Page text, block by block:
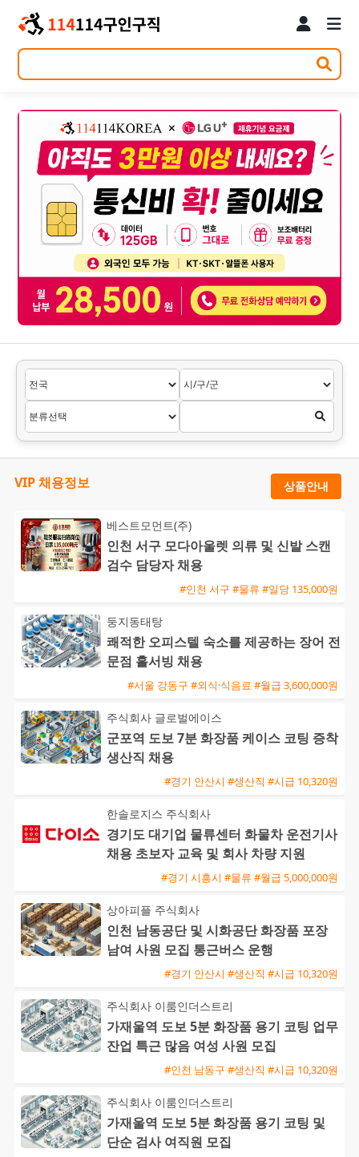
VIP 채용정보 상품안내
베스트모먼트(주)
인천 서구 모다아울렛 의류 및 신발 스캔
검수 담당자 채용
#인천 서구 #물류 #일당 135,000원
둥지동태탕
쾌적한 오피스텔 숙소를 제공하는 장어 전
문점 홀서빙 채용
#서울 강동구 #외식·식음료 #월급 3,600,000원
주식회사 글로벌에이스
군포역 도보 7분 화장품 케이스 코팅 증착
생산직 채용
#경기 안산시 #생산직 #시급 10,320원
한솔로지스 주식회사
경기도 대기업 물류센터 화물차 운전기사
채용 초보자 교육 및 회사 차량 지원
#경기 시흥시 #물류 #월급 5,000,000원
상아피플 주식회사
인천 남동공단 및 시화공단 화장품 포장
남여 사원 모집 통근버스 운행
#경기 안산시 #생산직 #시급 10,320원
주식회사 이룸인더스트리
가재울역 도보 5분 화장품 용기 코팅 업무
잔업 특근 많음 여성 사원 모집
#인천 남동구 #생산직 #시급 10,320원
주식회사 이룸인더스트리
가재울역 도보 5분 화장품 용기 코팅 및
단순 검사 여직원 모집